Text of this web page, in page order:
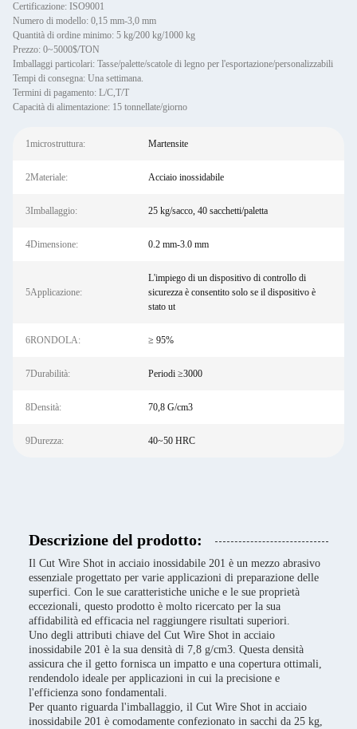
Certificazione: ISO9001
Numero di modello: 0,15 mm-3,0 mm
Quantità di ordine minimo: 5 kg/200 kg/1000 kg
Prezzo: 0~5000$/TON
Imballaggi particolari: Tasse/palette/scatole di legno per l'esportazione/personalizzabili
Tempi di consegna: Una settimana.
Termini di pagamento: L/C,T/T
Capacità di alimentazione: 15 tonnellate/giorno
1microstruttura: Martensite
2Materiale: Acciaio inossidabile
3Imballaggio: 25 kg/sacco, 40 sacchetti/paletta
4Dimensione: 0.2 mm-3.0 mm
5Applicazione:
L'impiego di un dispositivo di controllo di
sicurezza è consentito solo se il dispositivo è
stato ut
6RONDOLA: ≥ 95%
7Durabilità: Periodi ≥3000
8Densità: 70,8 G/cm3
9Durezza: 40~50 HRC
Descrizione del prodotto:
Il Cut Wire Shot in acciaio inossidabile 201 è un mezzo abrasivo
essenziale progettato per varie applicazioni di preparazione delle
superfici. Con le sue caratteristiche uniche e le sue proprietà
eccezionali, questo prodotto è molto ricercato per la sua
affidabilità ed efficacia nel raggiungere risultati superiori.
Uno degli attributi chiave del Cut Wire Shot in acciaio
inossidabile 201 è la sua densità di 7,8 g/cm3. Questa densità
assicura che il getto fornisca un impatto e una copertura ottimali,
rendendolo ideale per applicazioni in cui la precisione e
l'efficienza sono fondamentali.
Per quanto riguarda l'imballaggio, il Cut Wire Shot in acciaio
inossidabile 201 è comodamente confezionato in sacchi da 25 kg,